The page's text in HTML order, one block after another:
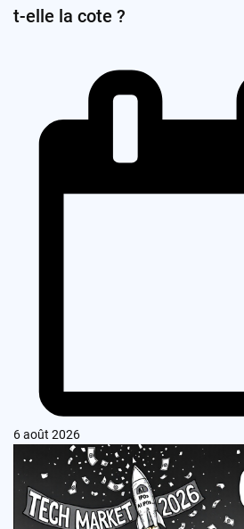
t-elle la cote ?
6 août 2026